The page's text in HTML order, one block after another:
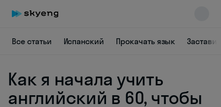
Все статьи Испанский Прокачать язык
Как я начала учить
английский в 60, чтобы
Skyeng Chat